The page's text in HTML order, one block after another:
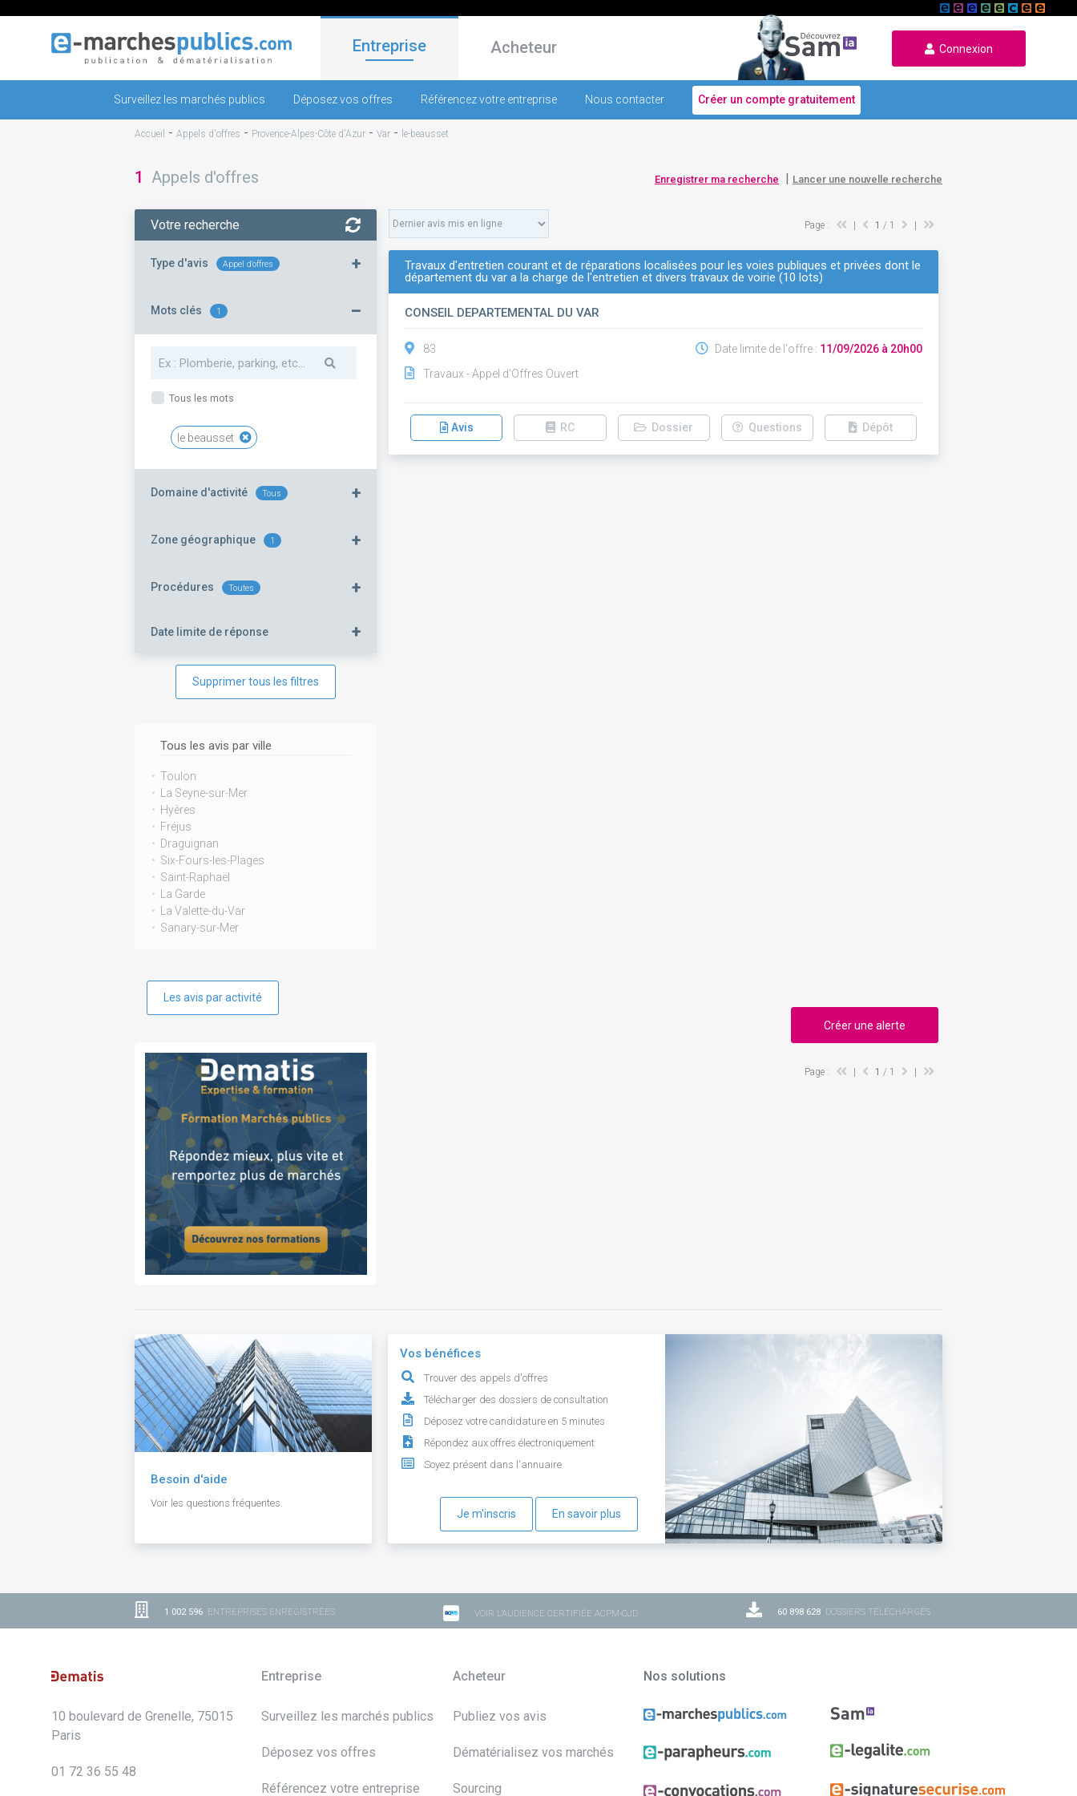
Entreprise Acheteur Connexion
Surveillez les marchés publics Déposez vos offres Référencez votre entreprise Nous contacter Créer un compte gratuitement
Accueil - Appels d'offres - Provence-Alpes-Côte d'Azur - Var - le-beausset
1 Appels d'offres Enregistrer ma recherche | Lancer une nouvelle recherche
Votre recherche
Type d'avis Appel d'offres +
Mots clés 1 –
Tous les mots
le beausset
Domaine d'activité Tous +
Zone géographique 1 +
Procédures Toutes +
Date limite de réponse +
Supprimer tous les filtres
Tous les avis par ville
Toulon
La Seyne-sur-Mer
Hyères
Fréjus
Draguignan
Six-Fours-les-Plages
Saint-Raphaël
La Garde
La Valette-du-Var
Sanary-sur-Mer
Les avis par activité
Page : 1 / 1
Travaux d'entretien courant et de réparations localisées pour les voies publiques et privées dont le
département du var a la charge de l'entretien et divers travaux de voirie (10 lots)
CONSEIL DEPARTEMENTAL DU VAR
83
Travaux - Appel d'Offres Ouvert
Date limite de l'offre : 11/09/2026 à 20h00
Avis RC Dossier Questions Dépôt
Créer une alerte
Page : 1 / 1
Besoin d'aide
Voir les questions fréquentes.
Vos bénéfices
Trouver des appels d'offres
Télécharger des dossiers de consultation
Déposez votre candidature en 5 minutes
Répondez aux offres électroniquement
Soyez présent dans l'annuaire
Je m'inscris En savoir plus
1 002 596 ENTREPRISES ENREGISTRÉES VOIR L'AUDIENCE CERTIFIÉE ACPM-OJD 60 898 628 DOSSIERS TÉLÉCHARGÉS
10 boulevard de Grenelle, 75015
Paris
01 72 36 55 48
Entreprise
Surveillez les marchés publics
Déposez vos offres
Référencez votre entreprise
Acheteur
Publiez vos avis
Dématérialisez vos marchés
Sourcing
Nos solutions